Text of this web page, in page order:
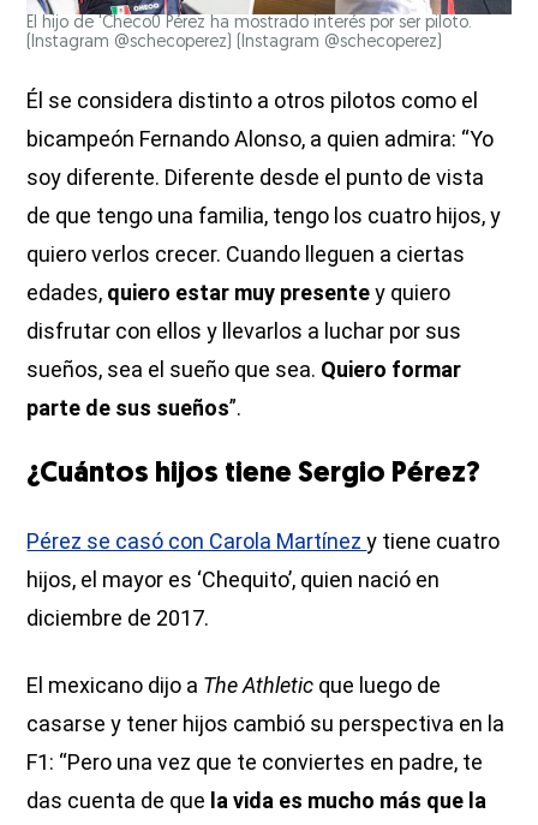
El hijo de 'Checo0 Pérez ha mostrado interés por ser piloto.
(Instagram @schecoperez) (Instagram @schecoperez)
Él se considera distinto a otros pilotos como el
bicampeón Fernando Alonso, a quien admira: “Yo
soy diferente. Diferente desde el punto de vista
de que tengo una familia, tengo los cuatro hijos, y
quiero verlos crecer. Cuando lleguen a ciertas
edades, quiero estar muy presentey quiero
disfrutar con ellos y llevarlos a luchar por sus
sueños, sea el sueño que sea. Quiero formar
parte de sus sueños”.
¿Cuántos hijos tiene Sergio Pérez?
Pérez se casó con Carola Martínezy tiene cuatro
hijos, el mayor es ‘Chequito’, quien nació en
diciembre de 2017.
El mexicano dijo a The Athletic que luego de
casarse y tener hijos cambió su perspectiva en la
F1: “Pero una vez que te conviertes en padre, te
das cuenta de que la vida es mucho más que la